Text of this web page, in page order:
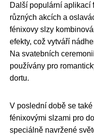
Další populární aplikací
různých akcích a
fénixovy slzy
efekty, což vytváří
Na svatebních
používány pro
dortu.
V poslední době se
fénixovými slzami pro
speciálně navržené